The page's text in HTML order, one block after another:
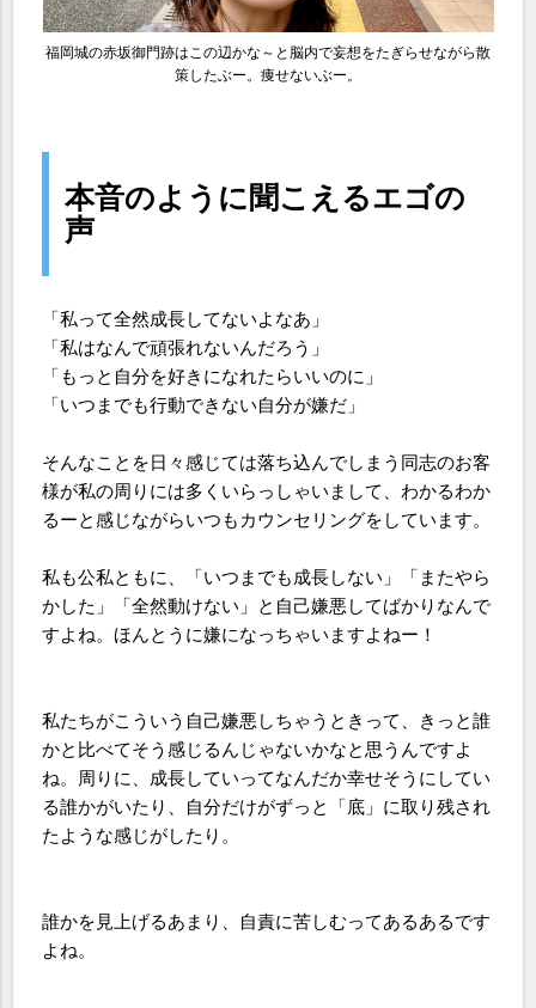
福岡城の赤坂御門跡はこの辺かな～と脳内で妄想をたぎらせながら散
策したぶー。痩せないぶー。
本音のように聞こえるエゴの
声
「私って全然成長してないよなあ」
「私はなんで頑張れないんだろう」
「もっと自分を好きになれたらいいのに」
「いつまでも行動できない自分が嫌だ」
そんなことを日々感じては落ち込んでしまう同志のお客
様が私の周りには多くいらっしゃいまして、わかるわか
るーと感じながらいつもカウンセリングをしています。
私も公私ともに、「いつまでも成長しない」「またやら
かした」「全然動けない」と自己嫌悪してばかりなんで
すよね。ほんとうに嫌になっちゃいますよねー！
私たちがこういう自己嫌悪しちゃうときって、きっと誰
かと比べてそう感じるんじゃないかなと思うんですよ
ね。周りに、成長していってなんだか幸せそうにしてい
る誰かがいたり、自分だけがずっと「底」に取り残され
たような感じがしたり。
誰かを見上げるあまり、自責に苦しむってあるあるです
よね。